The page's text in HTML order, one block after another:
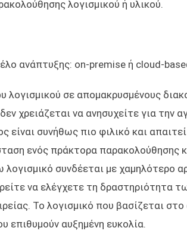
λογισμικού ή υλικού.
ανάπτυξης: on-premise ή cloud-
λογισμικού σε απομακρυσμένους
χρειάζεται να ανησυχείτε για την
είναι συνήθως πιο φιλικό και
ενός πράκτορα παρακολούθησης
συνδέεται με χαμηλότερο
να ελέγχετε τη δραστηριότητα
Το λογισμικό που βασίζεται
επιθυμούν αυξημένη ευκολία.